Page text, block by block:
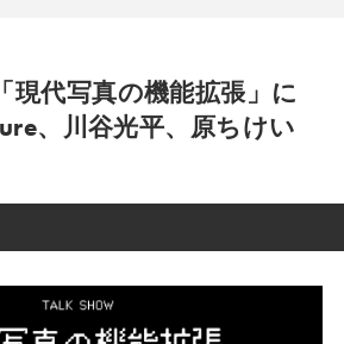
現代写真の機能拡張」に
、川谷光平、原ちけい